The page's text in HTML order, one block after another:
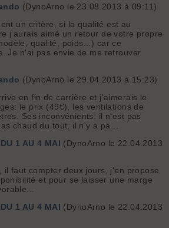
(DynoArno le 23.08.2013 à 09:11)
un critère, si la qualité est au
j'aurais aimé un retour de votre propre
qualité, poids...) car ce
Je n'ai pas envie de me retrouver
(DynoArno le 29.04.2013 à 15:23)
en fin de carrière et j'aimerais le
le prix (49€), les ventilations de
Ses inconvénients: il n'est pas
chaud du tout, il n'y a pa...
1 AU 4 MAI (DynoArno le 22.04.2013
il faut compter deux jours, j'en propose
et pour se laisser une marge
1 AU 4 MAI (DynoArno le 22.04.2013